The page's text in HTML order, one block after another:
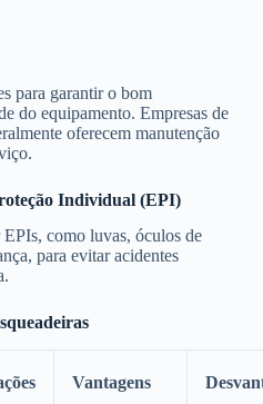
para garantir o bom
do equipamento. Empresas de
oferecem manutenção
Individual (EPI)
como luvas, óculos de
para evitar acidentes
Vantagens